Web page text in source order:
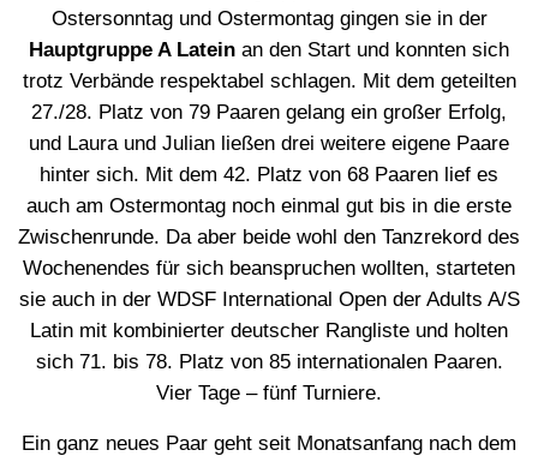
Ostersonntag und Ostermontag gingen sie in der
Hauptgruppe A Latein an den Start und konnten sich
trotz Verbände respektabel schlagen. Mit dem geteilten
27./28. Platz von 79 Paaren gelang ein großer Erfolg,
und Laura und Julian ließen drei weitere eigene Paare
hinter sich. Mit dem 42. Platz von 68 Paaren lief es
auch am Ostermontag noch einmal gut bis in die erste
Zwischenrunde. Da aber beide wohl den Tanzrekord des
Wochenendes für sich beanspruchen wollten, starteten
sie auch in der WDSF International Open der Adults A/S
Latin mit kombinierter deutscher Rangliste und holten
sich 71. bis 78. Platz von 85 internationalen Paaren.
Vier Tage – fünf Turniere.
Ein ganz neues Paar geht seit Monatsanfang nach dem